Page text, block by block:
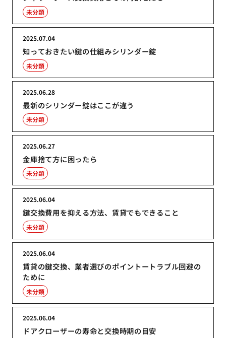
未分類
知っておきたい鍵の仕組みシリンダー錠
2025.07.04
未分類
最新のシリンダー錠はここが違う
2025.06.28
未分類
金庫捨て方に困ったら
2025.06.27
未分類
鍵交換費用を抑える方法、賃貸でもできること
2025.06.04
未分類
賃貸の鍵交換、業者選びのポイントートラブル回避の
ために
2025.06.04
未分類
ドアクローザーの寿命と交換時期の目安
2025.06.04